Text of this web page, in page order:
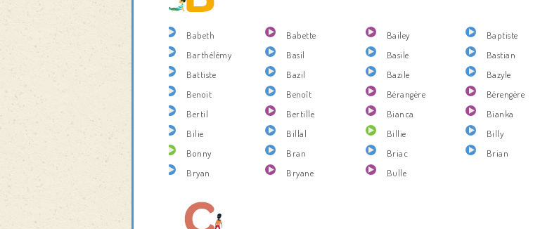
Babeth Babette Bailey Baptiste
Barthélémy
Basil Basile Bastian
Battiste
Bazil Bazile Bazyle
Benoit
Benoît Bérangère Bérengère
Bertil
Bertille Bianca Bianka
Bilie
Billal Billie Billy
Bonny
Bran Briac Brian
Bryan
Bryane Bulle